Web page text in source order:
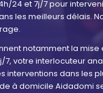
24 et 7j/7 pour
les meilleurs délais.
notamment la
votre interlocuteur
interventions dans les
à domicile Aidadomi